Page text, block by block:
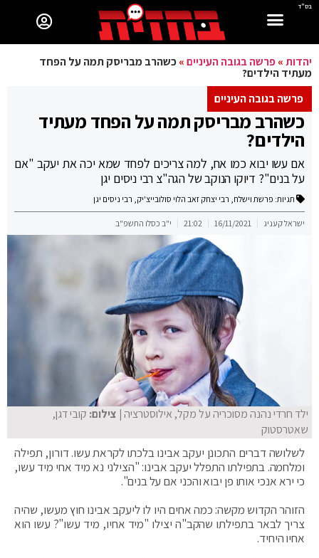
בס"ד
יהדות»פרשה בגובה העיניים»כשהרב מבריסק תמה על הפחד
מעתיד הילדים?
פרשה בגובה העיניים
כשהרב מבריסק תמה על הפחד מעתיד
הילדים?
אם עשו יבוא כמו אח, למה צריכים לפחד שמא יכה את יעקב "אם
על בנים"? דיוקו הנוקב של הגה"צ רבי ניסים יגן
תגיות: פרשת וישלח, רבי יצחק זאב הלוי סולובייצ'יק, רבי ניסים יגן
ישראל קעניג 16/11/2021
21:02 י"ב כסלו התשפ"ב
ילד חרדי נהנה מסוכריה על מקל, אילוסטרציה| צילום: קובי דגן,
שאטרסטוק
לשלושה דברים התכונן יעקב אבינו בלכתו לקראת עשו. דורון, תפילה
ומלחמה. בתפילתו התפלל יעקב אבינו: "הצילני נא מיד אחי מיד עשו,
כי ירא אנכי אותו פן יבוא והכני אם על בנים".
הזוהר הקדוש מקשה: כמה אחים היו לו ליעקב אבינו חוץ מעשו, שהיה
צריך לבאר בתפילתו שהקב"ה יצילו "מיד אחיו, מיד עשו"? עשו הוא
אחיו היחיד.